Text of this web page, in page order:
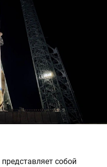
представляет собой